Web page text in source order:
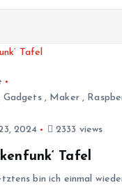
Gadgets, Maker,
2024
2333 views
Tafel
bin ich einmal